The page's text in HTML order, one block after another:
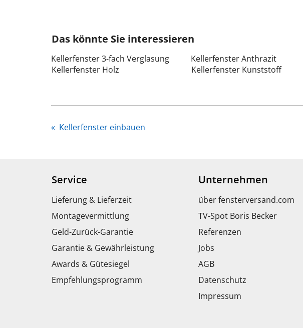
Das könnte Sie interessieren
Kellerfenster 3-fach Verglasung Kellerfenster Anthrazit
Kellerfenster Holz
Kellerfenster Kunststoff
« Kellerfenster einbauen
Service
Lieferung & Lieferzeit
Montagevermittlung
Geld-Zurück-Garantie
Garantie & Gewährleistung
Awards & Gütesiegel
Empfehlungsprogramm
Unternehmen
über fensterversand.com
TV-Spot Boris Becker
Referenzen
Jobs
AGB
Datenschutz
Impressum